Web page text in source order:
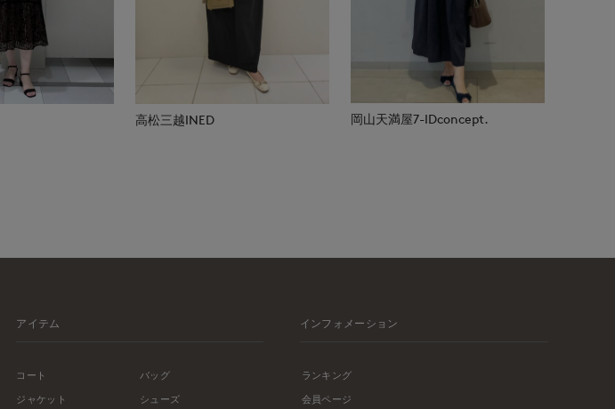
高松三越INED 岡山天満屋7-IDconcept.
アイテム
コート
ジャケット
バッグ
シューズ
インフォメーション
ランキング
会員ページ